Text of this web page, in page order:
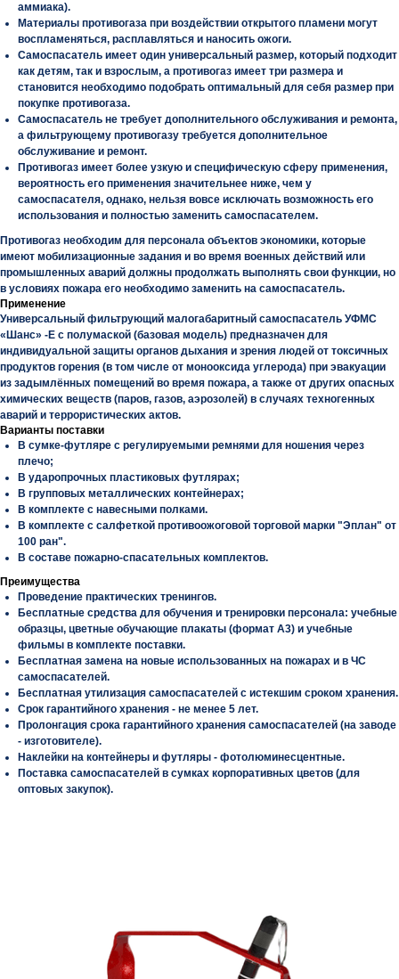
аммиака).
Материалы противогаза при воздействии открытого пламени могут
воспламеняться, расплавляться и наносить ожоги.
Самоспасатель имеет один универсальный размер, который подходит
как детям, так и взрослым, а противогаз имеет три размера и
становится необходимо подобрать оптимальный для себя размер при
покупке противогаза.
Самоспасатель не требует дополнительного обслуживания и ремонта,
а фильтрующему противогазу требуется дополнительное
обслуживание и ремонт.
Противогаз имеет более узкую и специфическую сферу применения,
вероятность его применения значительнее ниже, чем у
самоспасателя, однако, нельзя вовсе исключать возможность его
использования и полностью заменить самоспасателем.
Противогаз необходим для персонала объектов экономики, которые
имеют мобилизационные задания и во время военных действий или
промышленных аварий должны продолжать выполнять свои функции, но
в условиях пожара его необходимо заменить на самоспасатель.
Применение
Универсальный фильтрующий малогабаритный самоспасатель УФМС
«Шанс» -Е с полумаской (базовая модель) предназначен для
индивидуальной защиты органов дыхания и зрения людей от токсичных
продуктов горения (в том числе от монооксида углерода) при эвакуации
из задымлённых помещений во время пожара, а также от других опасных
химических веществ (паров, газов, аэрозолей) в случаях техногенных
аварий и террористических актов.
Варианты поставки
В сумке-футляре с регулируемыми ремнями для ношения через
плечо;
В ударопрочных пластиковых футлярах;
В групповых металлических контейнерах;
В комплекте с навесными полками.
В комплекте с салфеткой противоожоговой торговой марки "Эплан" от
100 ран".
В составе пожарно-спасательных комплектов.
Преимущества
Проведение практических тренингов.
Бесплатные средства для обучения и тренировки персонала: учебные
образцы, цветные обучающие плакаты (формат А3) и учебные
фильмы в комплекте поставки.
Бесплатная замена на новые использованных на пожарах и в ЧС
самоспасателей.
Бесплатная утилизация самоспасателей с истекшим сроком хранения.
Срок гарантийного хранения - не менее 5 лет.
Пролонгация срока гарантийного хранения самоспасателей (на заводе
- изготовителе).
Наклейки на контейнеры и футляры - фотолюминесцентные.
Поставка самоспасателей в сумках корпоративных цветов (для
оптовых закупок).